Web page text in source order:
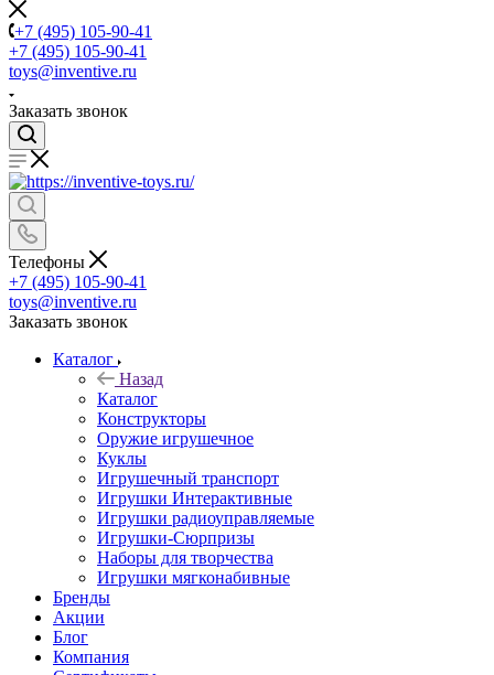
+7 (495) 105-90-41
+7 (495) 105-90-41
toys@inventive.ru
Заказать звонок
Телефоны
+7 (495) 105-90-41
toys@inventive.ru
Заказать звонок
Каталог
Назад
Каталог
Конструкторы
Оружие игрушечное
Куклы
Игрушечный транспорт
Игрушки Интерактивные
Игрушки радиоуправляемые
Игрушки-Сюрпризы
Наборы для творчества
Игрушки мягконабивные
Бренды
Акции
Блог
Компания